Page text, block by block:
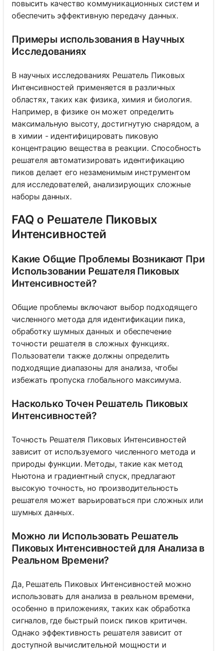
повысить качество коммуникационных систем и
обеспечить эффективную передачу данных.
Примеры использования в Научных
Исследованиях
В научных исследованиях Решатель Пиковых
Интенсивностей применяется в различных
областях, таких как физика, химия и биология.
Например, в физике он может определить
максимальную высоту, достигнутую снарядом, а
в химии - идентифицировать пиковую
концентрацию вещества в реакции. Способность
решателя автоматизировать идентификацию
пиков делает его незаменимым инструментом
для исследователей, анализирующих сложные
наборы данных.
FAQ о Решателе Пиковых
Интенсивностей
Какие Общие Проблемы Возникают При
Использовании Решателя Пиковых
Интенсивностей?
Общие проблемы включают выбор подходящего
численного метода для идентификации пика,
обработку шумных данных и обеспечение
точности решателя в сложных функциях.
Пользователи также должны определить
подходящие диапазоны для анализа, чтобы
избежать пропуска глобального максимума.
Насколько Точен Решатель Пиковых
Интенсивностей?
Точность Решателя Пиковых Интенсивностей
зависит от используемого численного метода и
природы функции. Методы, такие как метод
Ньютона и градиентный спуск, предлагают
высокую точность, но производительность
решателя может варьироваться при сложных или
шумных данных.
Можно ли Использовать Решатель
Пиковых Интенсивностей для Анализа в
Реальном Времени?
Да, Решатель Пиковых Интенсивностей можно
использовать для анализа в реальном времени,
особенно в приложениях, таких как обработка
сигналов, где быстрый поиск пиков критичен.
Однако эффективность решателя зависит от
доступной вычислительной мощности и